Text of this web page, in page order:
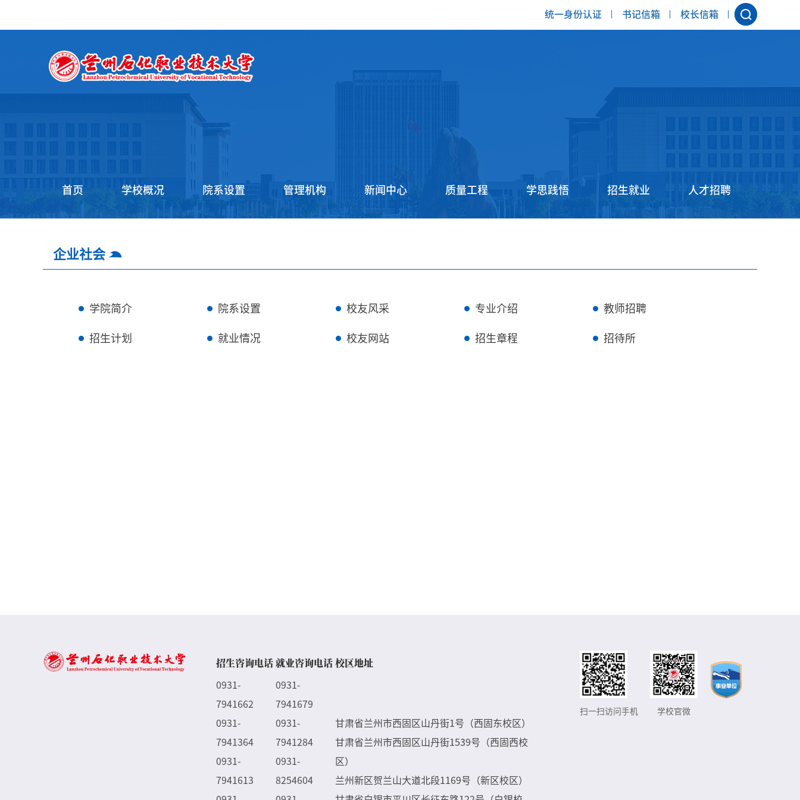
统一身份认证 书记信箱 校长信箱
首页 学校概况 院系设置 管理机构 新闻中心 质量工程 学思践悟 招生就业 人才招聘
企业社会
学院简介 院系设置 校友风采 专业介绍 教师招聘
招生计划 就业情况 校友网站 招生章程 招待所
招生咨询电话
0931-
7941662
0931-
7941364
0931-
7941613
就业咨询电话
0931-
7941679
0931-
7941284
0931-
8254604
校区地址
甘肃省兰州市西固区山丹街1号（西固东校区）
甘肃省兰州市西固区山丹街1539号（西固西校
区）
兰州新区贺兰山大道北段1169号（新区校区）
扫一扫访问手机 学校官微